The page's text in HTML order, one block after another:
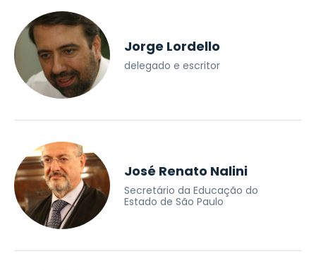
Jorge Lordello
delegado e escritor
José Renato Nalini
Secretário da Educação do
Estado de São Paulo